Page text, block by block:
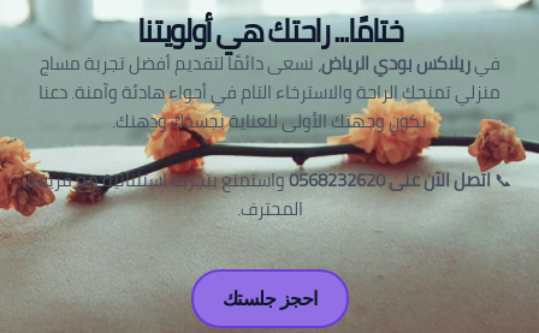
ختامًا... راحتك هي أولويتنا
فيريلاكس بودي الرياض، نسعى دائمًا لتقديم أفضل تجربة مساج
منزلي تمنحك الراحة والاسترخاء التام في أجواء هادئة وآمنة. دعنا
نكون وجهتك الأولى للعناية بجسدك وذهنك.
📞اتصل الآن على 0568232620
واستمتع بتجربة استثنائية مع فريقنا
المحترف.
احجز جلستك